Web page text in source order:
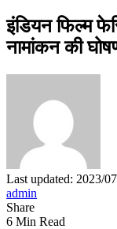
इंडियन फिल्म
नामांकन की
Last updated: 2023/
admin
Share
6 Min Read